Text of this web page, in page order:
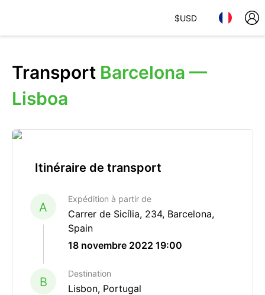
$USD
Transport Barcelona —
Lisboa
Itinéraire de transport
A
Expédition à partir de
Carrer de Sicília, 234, Barcelona,
Spain
18 novembre 2022 19:00
B
Destination
Lisbon, Portugal